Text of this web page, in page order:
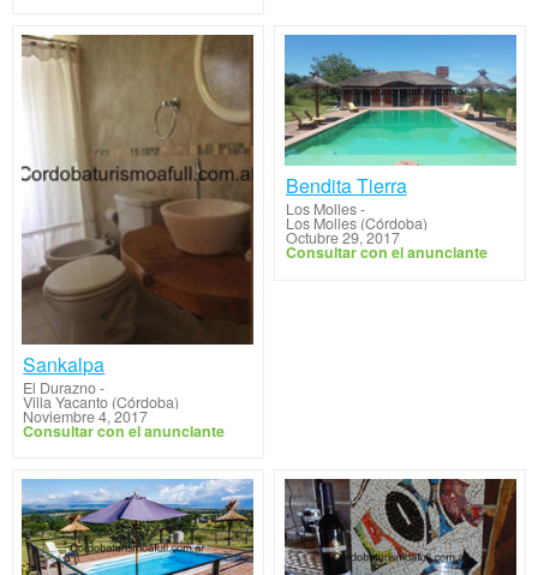
Sankalpa
El Durazno-
Villa Yacanto (Córdoba)
Noviembre 4, 2017
Consultar con el anunciante
Bendita Tierra
Los Molles-
Los Molles (Córdoba)
Octubre 29, 2017
Consultar con el anunciante